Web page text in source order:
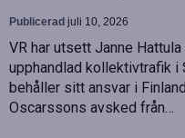
Publicerad juli 10, 2026
VR har utsett Janne
upphandlad kollektivtrafik i
behåller sitt ansvar i
Oscarssons avsked från…